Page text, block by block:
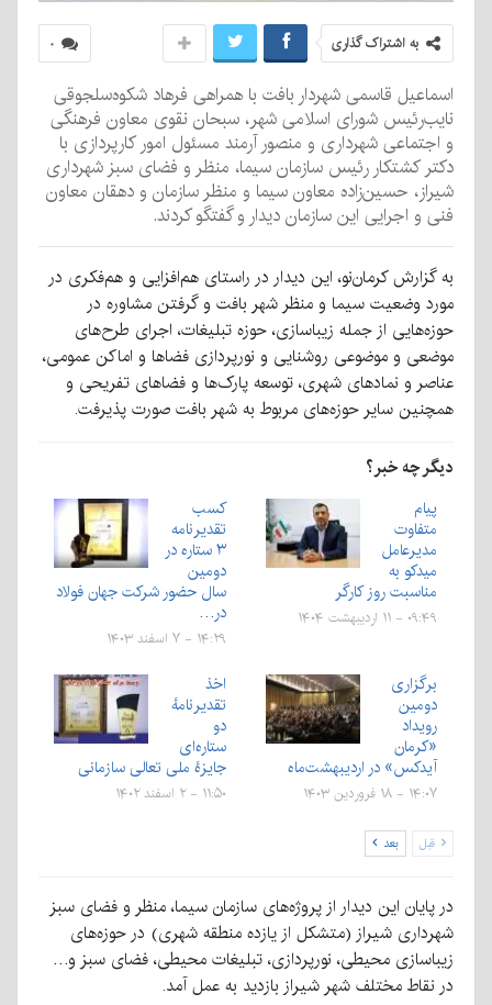
۰ به اشتراک گذاری
اسماعیل قاسمی شهردار بافت با همراهی فرهاد شکوه‌سلجوقی
نایب‌رئیس شورای اسلامی شهر، سبحان نقوی معاون فرهنگی
و اجتماعی شهرداری و منصور آرمند مسئول امور کارپردازی با
دکتر کشتکار رئیس سازمان سیما، منظر و فضای سبز شهرداری
شیراز، حسین‌زاده معاون سیما و منظر سازمان و دهقان معاون
فنی و اجرایی این سازمان دیدار و گفتگو کردند.
به گزارش کرمان‌نو، این دیدار در راستای هم‌افزایی و هم‌فکری در
مورد وضعیت سیما و منظر شهر بافت و گرفتن مشاوره در
حوزه‌هایی از جمله زیباسازی، حوزه تبلیغات، اجرای طرح‌های
موضعی و موضوعی روشنایی و نورپردازی فضاها و اماکن عمومی،
عناصر و نمادهای شهری، توسعه پارک‌ها و فضاهای تفریحی و
همچنین سایر حوزه‌های مربوط به شهر بافت صورت پذیرفت.
دیگر چه خبر؟
پیام
متفاوت
مدیرعامل
میدکو به
مناسبت روز کارگر
۰۹:۴۹ - ۱۱ اردیبهشت ۱۴۰۴
کسب
تقدیرنامه
۳ ستاره در
دومین
سال حضور شرکت جهان فولاد
در…
۱۴:۲۹ - ۷ اسفند ۱۴۰۳
برگزاری
دومین
رویداد
«کرمان
آیدکس» در اردیبهشت‌ماه
۱۴:۰۷ - ۱۸ فروردین ۱۴۰۳
اخذ
تقدیرنامهٔ
دو
ستاره‌ای
جایزهٔ ملی تعالی سازمانی
۱۱:۵۰ - ۲ اسفند ۱۴۰۲
قبل بعد
در پایان این دیدار از پروژه‌های سازمان سیما، منظر و فضای سبز
شهرداری شیراز (متشکل از یازده منطقه شهری) در حوزه‌های
زیباسازی محیطی، نورپردازی، تبلیغات محیطی، فضای سبز و…
در نقاط مختلف شهر شیراز بازدید به عمل آمد.